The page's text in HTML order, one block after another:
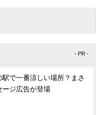
- PR -
駅で一番涼しい場所？まさ
ージ広告が登場